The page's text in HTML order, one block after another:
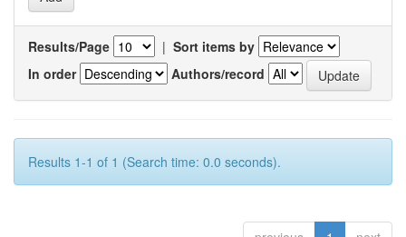
Results/Page | Sort items by
In order
Authors/record
Results 1-1 of 1 (Search time: 0.0 seconds).